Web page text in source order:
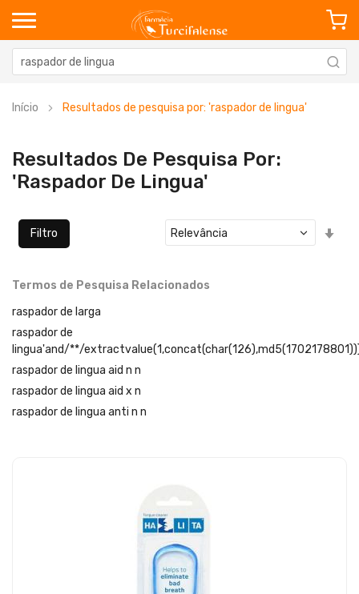
Início Resultados de pesquisa por: 'raspador de lingua'
Resultados De Pesquisa Por:
'raspador De Lingua'
Filtro
Termos de Pesquisa Relacionados
raspador de larga
raspador de
lingua'and/**/
raspador de lingua aid n n
raspador de lingua aid x n
raspador de lingua anti n n